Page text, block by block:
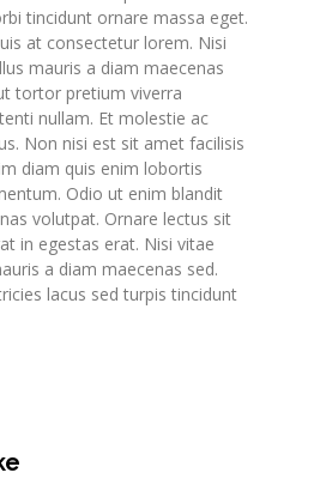
tincidunt ornare massa eget.
at consectetur lorem. Nisi
mauris a diam maecenas
tortor pretium viverra
nullam. Et molestie ac
Non nisi est sit amet facilisis
diam quis enim lobortis
Odio ut enim blandit
volutpat. Ornare lectus sit
in egestas erat. Nisi vitae
a diam maecenas sed.
lacus sed turpis tincidunt